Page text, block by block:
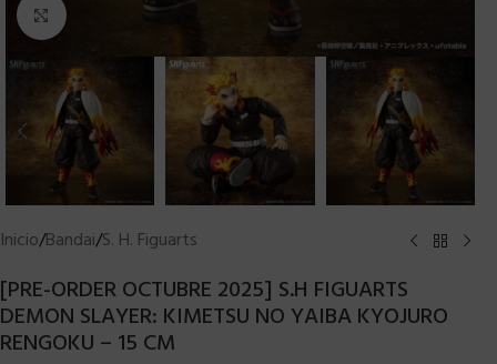
Clic para ampliar
Inicio/Bandai/S. H. Figuarts
[PRE-ORDER OCTUBRE 2025] S.H FIGUARTS
DEMON SLAYER: KIMETSU NO YAIBA KYOJURO
RENGOKU – 15 CM